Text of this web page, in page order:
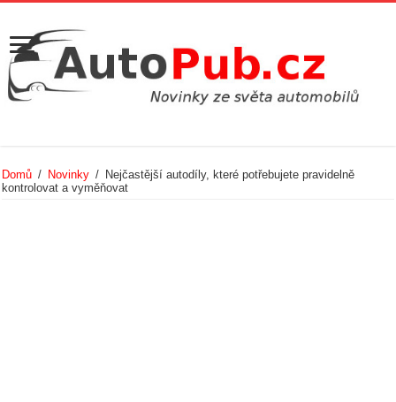
Domů / Novinky / Nejčastější autodíly, které potřebujete pravidelně
kontrolovat a vyměňovat